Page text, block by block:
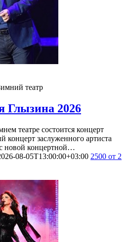
театр
Глызина 2026
театре состоится концерт
концерт заслуженного артиста
новой концертной…
08-05T13:00:00+03:00 2500 от 2